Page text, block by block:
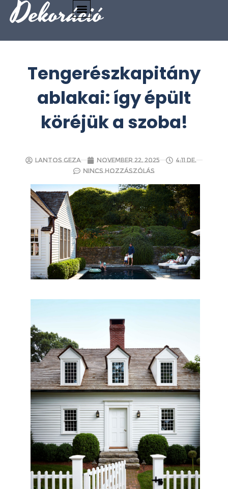
Dekoráció
Tengerészkapitány
ablakai: így épült
köréjük a szoba!
Lantos Geza november 22, 2025
4:11 de.
Nincs hozzászólás